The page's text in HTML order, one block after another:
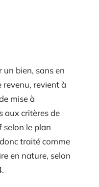
un bien, sans en
revient à
mise à
aux critères de
selon le plan
traité comme
en nature, selon